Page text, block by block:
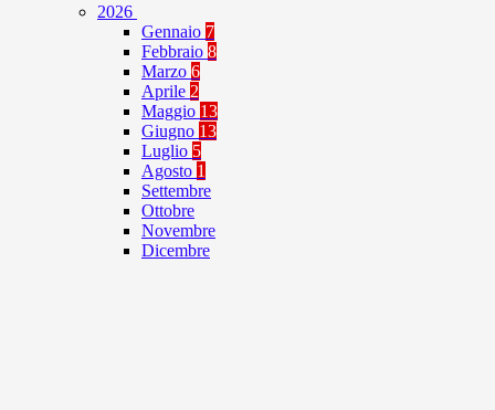
2026
Gennaio 7
Febbraio 8
Marzo 6
Aprile 2
Maggio 13
Giugno 13
Luglio 5
Agosto 1
Settembre
Ottobre
Novembre
Dicembre